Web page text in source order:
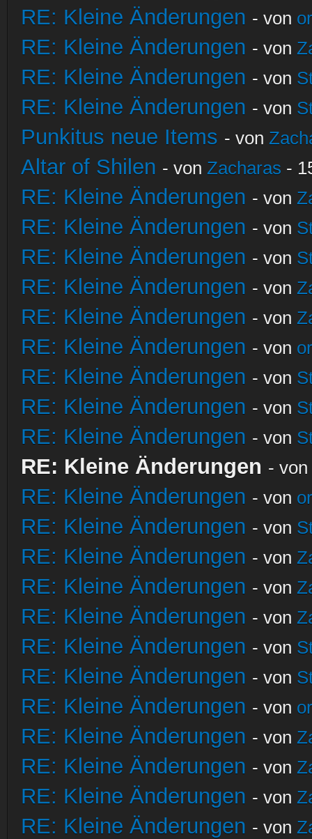
RE: Kleine Änderungen - von
RE: Kleine Änderungen - von
RE: Kleine Änderungen - von
RE: Kleine Änderungen - von
Punkitus neue Items - von
Altar of Shilen - von Zacharas -
RE: Kleine Änderungen - von
RE: Kleine Änderungen - von
RE: Kleine Änderungen - von
RE: Kleine Änderungen - von
RE: Kleine Änderungen - von
RE: Kleine Änderungen - von
RE: Kleine Änderungen - von
RE: Kleine Änderungen - von
RE: Kleine Änderungen - von
RE: Kleine Änderungen - von
RE: Kleine Änderungen - von
RE: Kleine Änderungen - von
RE: Kleine Änderungen - von
RE: Kleine Änderungen - von
RE: Kleine Änderungen - von
RE: Kleine Änderungen - von
RE: Kleine Änderungen - von
RE: Kleine Änderungen - von
RE: Kleine Änderungen - von
RE: Kleine Änderungen - von
RE: Kleine Änderungen - von
RE: Kleine Änderungen - von